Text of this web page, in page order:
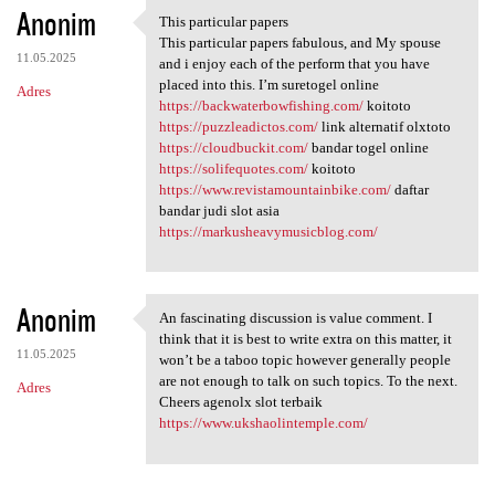
Anonim
11.05.2025
Adres
This particular papers
This particular papers
This particular papers fabulous, and My spouse
and i enjoy each of the perform that you have
placed into this. I’m suretogel online
https://backwaterbowfishing.com/koitoto
https://puzzleadictos.com/link alternatif olxtoto
https://cloudbuckit.com/bandar togel online
https://solifequotes.com/koitoto
https://www.revistamountainbike.com/daftar
bandar judi slot asia
https://markusheavymusicblog.com/
Anonim
11.05.2025
Adres
An fascinating discussion is
An fascinating discussion is value comment. I
think that it is best to write extra on this matter, it
won’t be a taboo topic however generally people
are not enough to talk on such topics. To the next.
Cheers agenolx slot terbaik
https://www.ukshaolintemple.com/